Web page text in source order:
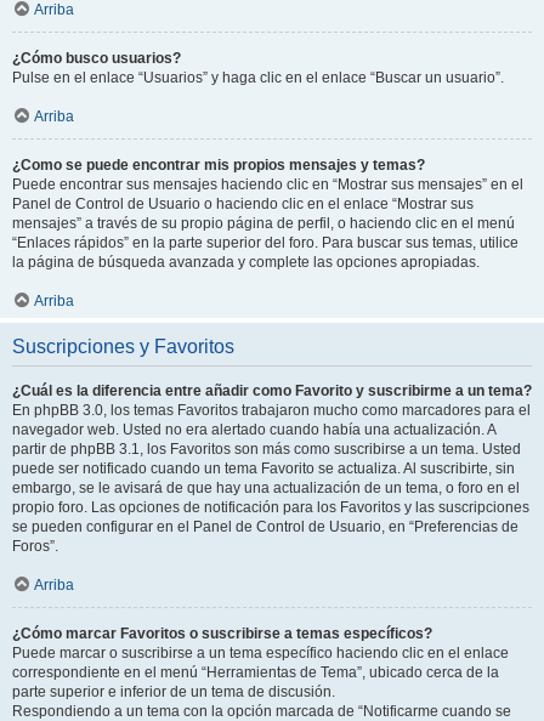
Arriba
¿Cómo busco usuarios?
Pulse en el enlace “Usuarios” y haga clic en el enlace “Buscar un usuario”.
Arriba
¿Como se puede encontrar mis propios mensajes y temas?
Puede encontrar sus mensajes haciendo clic en “Mostrar sus mensajes” en el
Panel de Control de Usuario o haciendo clic en el enlace “Mostrar sus
mensajes” a través de su propio página de perfil, o haciendo clic en el menú
“Enlaces rápidos” en la parte superior del foro. Para buscar sus temas, utilice
la página de búsqueda avanzada y complete las opciones apropiadas.
Arriba
Suscripciones y Favoritos
¿Cuál es la diferencia entre añadir como Favorito y suscribirme a un tema?
En phpBB 3.0, los temas Favoritos trabajaron mucho como marcadores para el
navegador web. Usted no era alertado cuando había una actualización. A
partir de phpBB 3.1, los Favoritos son más como suscribirse a un tema. Usted
puede ser notificado cuando un tema Favorito se actualiza. Al suscribirte, sin
embargo, se le avisará de que hay una actualización de un tema, o foro en el
propio foro. Las opciones de notificación para los Favoritos y las suscripciones
se pueden configurar en el Panel de Control de Usuario, en “Preferencias de
Foros”.
Arriba
¿Cómo marcar Favoritos o suscribirse a temas específicos?
Puede marcar o suscribirse a un tema específico haciendo clic en el enlace
correspondiente en el menú “Herramientas de Tema”, ubicado cerca de la
parte superior e inferior de un tema de discusión.
Respondiendo a un tema con la opción marcada de “Notificarme cuando se